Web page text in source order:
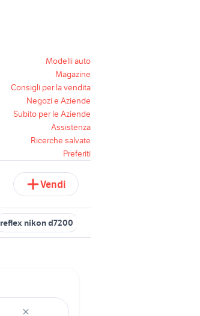
Modelli auto
Magazine
Consigli per la vendita
Negozi e Aziende
Subito per le Aziende
Assistenza
Ricerche salvate
Preferiti
Vendi
reflex nikon d7200